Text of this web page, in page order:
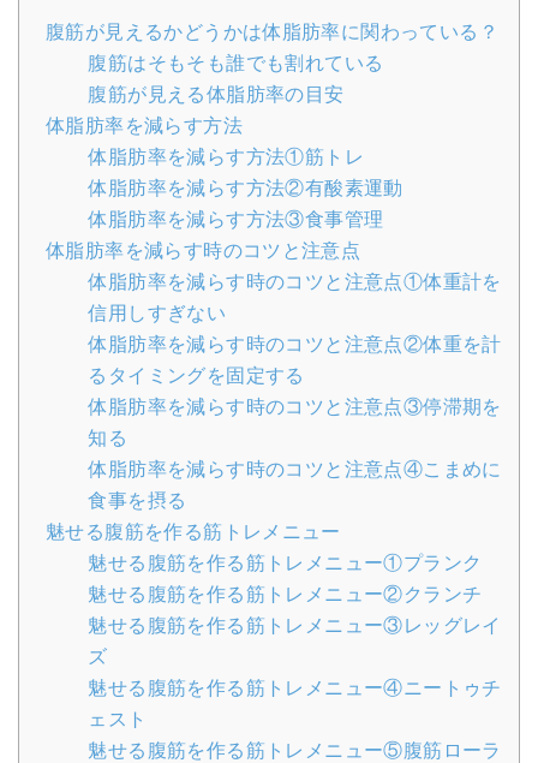
腹筋が見えるかどうかは体脂肪率に関わっている？
腹筋はそもそも誰でも割れている
腹筋が見える体脂肪率の目安
体脂肪率を減らす方法
体脂肪率を減らす方法①筋トレ
体脂肪率を減らす方法②有酸素運動
体脂肪率を減らす方法③食事管理
体脂肪率を減らす時のコツと注意点
体脂肪率を減らす時のコツと注意点①体重計を
信用しすぎない
体脂肪率を減らす時のコツと注意点②体重を計
るタイミングを固定する
体脂肪率を減らす時のコツと注意点③停滞期を
知る
体脂肪率を減らす時のコツと注意点④こまめに
食事を摂る
魅せる腹筋を作る筋トレメニュー
魅せる腹筋を作る筋トレメニュー①プランク
魅せる腹筋を作る筋トレメニュー②クランチ
魅せる腹筋を作る筋トレメニュー③レッグレイ
ズ
魅せる腹筋を作る筋トレメニュー④ニートゥチ
ェスト
魅せる腹筋を作る筋トレメニュー⑤腹筋ローラ